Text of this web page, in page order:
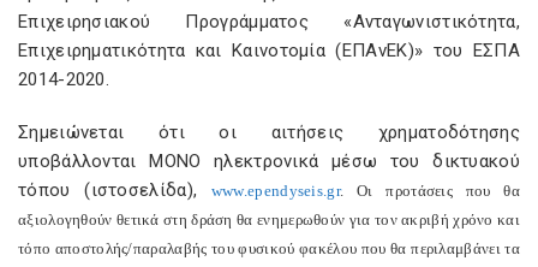
Επιχειρησιακού Προγράμματος «Ανταγωνιστικότητα,
Επιχειρηματικότητα και Καινοτομία (ΕΠΑνΕΚ)» του ΕΣΠΑ
2014-2020.
Σημειώνεται ότι οι αιτήσεις χρηματοδότησης
υποβάλλονται ΜΟΝΟ ηλεκτρονικά μέσω του δικτυακού
τόπου (ιστοσελίδα),
www.ependyseis.gr. Οι προτάσεις που θα
αξιολογηθούν θετικά στη δράση θα ενημερωθούν για τον ακριβή χρόνο και
τόπο αποστολής/παραλαβής του φυσικού φακέλου που θα περιλαμβάνει τα